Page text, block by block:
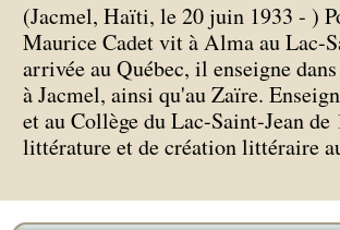
(Jacmel, Haïti, le 20 juin 1933 - )
Maurice Cadet vit à Alma au Lac-
arrivée au Québec, il enseigne
à Jacmel, ainsi qu'au Zaïre.
et au Collège du Lac-Saint-Jean
littérature et de création littéraire